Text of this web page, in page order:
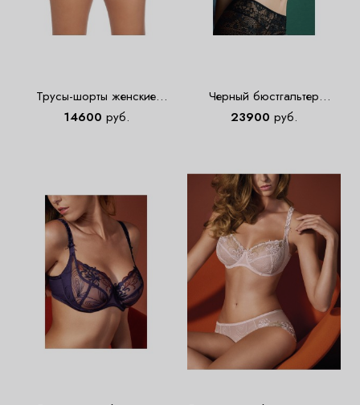
Трусы-шорты женские
Empreinte 02151 черные
14600 руб.
Черный бюстгальтер
Empreinte 07151
23900 руб.